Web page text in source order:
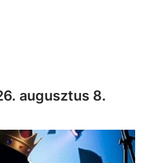
augusztus 8.